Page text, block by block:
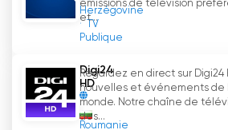
plateforme de débat et
importants qui touchent la
documentaires emmènent les
découvrir des histoires et des
remarquables.
Herzégovine
TV
Publique
émissions de télévision
et...
Digi24
HD
Roumanie
Regardez en direct sur Digi24
nouvelles et événements de
monde. Notre chaîne de
des...